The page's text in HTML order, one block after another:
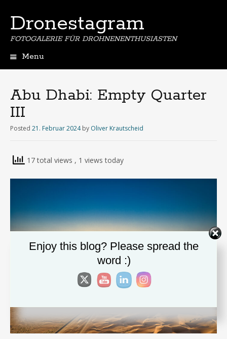
Dronestagram
FOTOGALERIE FÜR DROHNENENTHUSIASTEN
Menu
Abu Dhabi: Empty Quarter
III
Posted 21. Februar 2024 by Oliver Krautscheid
17 total views , 1 views today
Enjoy this blog? Please spread the
word :)